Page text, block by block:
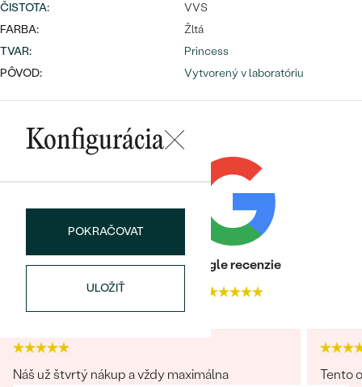
Wave kolekcia
PODĽA FARBY
PODĽA TVARU DRAHOKAMU
DIAMANTY
Najpredávanejšie
náušnice
PREZRIEŤ
Personalizované
prívesky
Najpredávanejšie
prstene
ČISTOTA:
VVS
FARBA:
Žltá
TVAR:
Princess
PÔVOD:
Vytvorený v laboratóriu
Konfigurácia
POKRAČOVAT
ULOŽIŤ
Heuréka recenzie
4.9
Google recenzie
Náš už štvrtý nákup a vždy maximálna
Tento